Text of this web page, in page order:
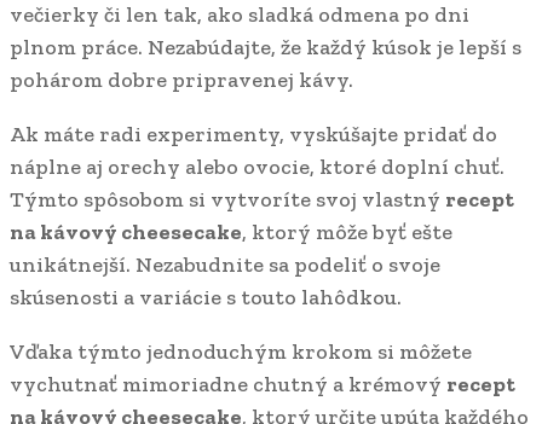
večierky či len tak, ako sladká odmena po dni
plnom práce. Nezabúdajte, že každý kúsok je lepší s
pohárom dobre pripravenej kávy.
Ak máte radi experimenty, vyskúšajte pridať do
náplne aj orechy alebo ovocie, ktoré doplní chuť.
Týmto spôsobom si vytvoríte svoj vlastný recept
na kávový cheesecake, ktorý môže byť ešte
unikátnejší. Nezabudnite sa podeliť o svoje
skúsenosti a variácie s touto lahôdkou.
Vďaka týmto jednoduchým krokom si môžete
vychutnať mimoriadne chutný a krémový recept
na kávový cheesecake, ktorý určite upúta každého